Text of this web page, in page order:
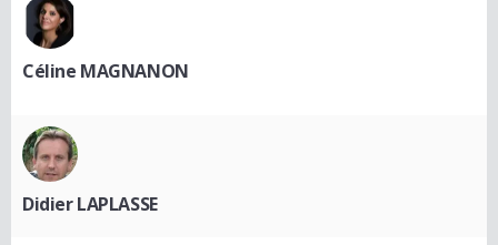
Céline MAGNANON
Didier LAPLASSE